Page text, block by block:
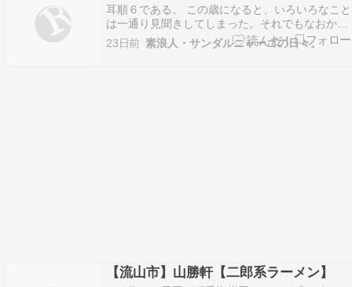
耳順６である。 この歳になると、いろいろなこと
は一通り見聞きしてしまった。それでもなおか
つ、面白いことを探していくのである。 最近は、
知っていることの組み合わせで、面白い相乗効果
23日前 素浪人・サンダルニャーゴの日々。
【流山市】山勝軒【二郎系ラーメン】